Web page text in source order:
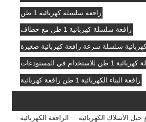
رافعة سلسلة كهربائية 1 طن
رافعة سلسلة كهربائية 1 طن مع خطاف
في المستودعات
رافعة البناء الكهربائية 1 طن رافعة كهربائية
الرافعة الكهربائية
حبل الأسلاك الكهربائية